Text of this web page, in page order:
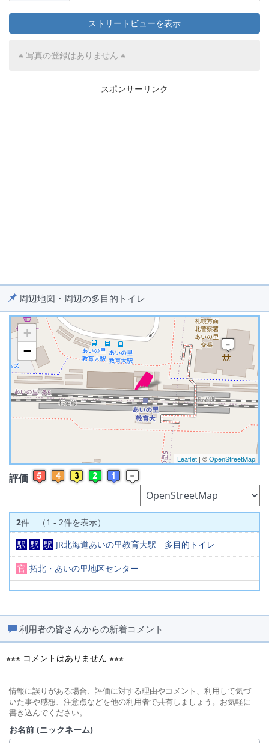
ストリートビューを表示
※ 写真の登録はありません ※
スポンサーリンク
周辺地図・周辺の多目的トイレ
※ マップを検索、表示中です ※
+
−
Leaflet | ©OpenStreetMap
評価
2件 （1 - 2件を表示）
駅 駅 駅 JR北海道あいの里教育大駅 多目的トイレ
官 拓北・あいの里地区センター
利用者の皆さんからの新着コメント
※※※ コメントはありません ※※※
情報に誤りがある場合、評価に対する理由やコメント、利用して気づ
いた事や感想、注意点などを他の利用者で共有しましょう。お気軽に
書き込んでください。
お名前 (ニックネーム)